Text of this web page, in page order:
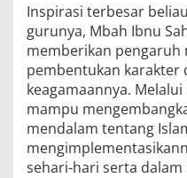
Inspirasi terbesar
gurunya, Mbah Ibnu
memberikan pengaruh
pembentukan karakter
keagamaannya.
mampu
mendalam tentang
sehari-hari serta dalam